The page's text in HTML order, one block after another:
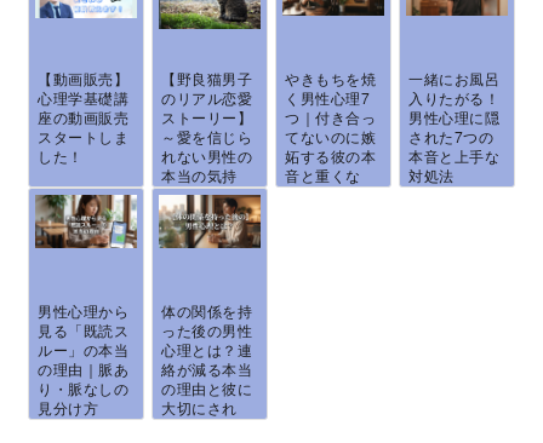
【動画販売】
心理学基礎講
座の動画販売
スタートしま
した！
【野良猫男子
のリアル恋愛
ストーリー】
～愛を信じら
れない男性の
本当の気持
ち...
やきもちを焼
く男性心理7
つ｜付き合っ
てないのに嫉
妬する彼の本
音と重くな
ら...
一緒にお風呂
入りたがる！
男性心理に隠
された7つの
本音と上手な
対処法
男性心理から
見る「既読ス
ルー」の本当
の理由｜脈あ
り・脈なしの
見分け方
と、...
体の関係を持
った後の男性
心理とは？連
絡が減る本当
の理由と彼に
大切にされ
る...